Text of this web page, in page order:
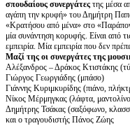
σπουδαίους συνεργάτες της μέσα
αγάπη την κρυφή» του Δημήτρη
«Κρατήσου από μένα» στο
μία συνάντηση κορυφής. Είναι από
εμπειρία. Μία εμπειρία που δεν
Μαζί της οι συνεργάτες της
Αλέξανδρος – Δράκος Κτιστάκης
Γιώργος Γεωργιάδης (μπάσο)
Γιάννης Κυριμκυρίδης (πιάνο,
Νίκος Μέρμηγκας (λάφτα,
Δημήτρης Τσάκας (σαξόφωνο,
και ο τραγουδιστής Πάνος Ζώης